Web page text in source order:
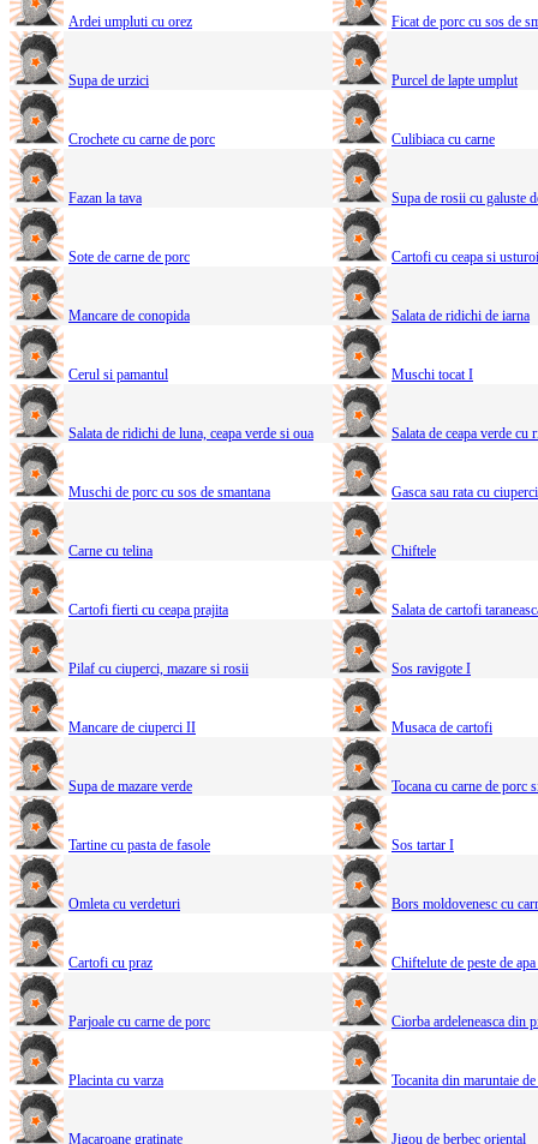
Ardei umpluti cu orez Ficat de porc cu sos de
Supa de urzici Purcel de lapte umplut
Crochete cu carne de porc Culibiaca cu carne
Fazan la tava Supa de rosii cu galuste
Sote de carne de porc Cartofi cu ceapa si usturoi
Mancare de conopida Salata de ridichi de iarna
Cerul si pamantul Muschi tocat I
Salata de ridichi de luna, ceapa verde si oua Salata de ceapa verde cu
Muschi de porc cu sos de smantana Gasca sau rata cu ciuperci
Carne cu telina Chiftele
Cartofi fierti cu ceapa prajita Salata de cartofi
Pilaf cu ciuperci, mazare si rosii Sos ravigote I
Mancare de ciuperci II Musaca de cartofi
Supa de mazare verde Tocana cu carne de porc
Tartine cu pasta de fasole Sos tartar I
Omleta cu verdeturi Bors moldovenesc cu
Cartofi cu praz Chiftelute de peste de
Parjoale cu carne de porc Ciorba ardeleneasca din
Placinta cu varza Tocanita din maruntaie de
Macaroane gratinate Jigou de berbec oriental